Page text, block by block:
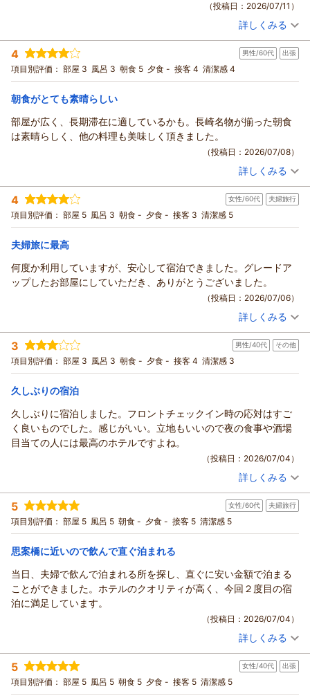
駐車場や立地がお役に立てたこと、またスタッフのご案内がお
客様のご旅行のお手伝いとなり、「楽しい旅行となりました」
とのお言葉を頂戴できましたことを、スタッフ一同大変嬉しく
拝見いたしました。
長崎には季節ごとに異なる魅力見どころ、美味しいお食事も数
れば幸いでございます。
これからも、お客様に安心して快適にお過ごしいただけるホテ
ルを目指し、サービスの向上に努めてまいります。
最後になりましたが、お忙しい中ご投稿いただき、誠にありが
また長崎へお越しの際は、ぜひリッチモンドホテル長崎思案橋
をご利用くださいませ。
スタッフ一同、心よりお待ちしております。
フロント大原
支配人
（投稿日：2026/07/11）
投稿者： ゆうきさん(男性/40代)
宿泊プラン： 【シンプルステイ】朝食付
宿泊価格帯： 10,001～11,000円(大人一人あたり/税込)
リッチモンドホテル長崎思案橋からの返信
この度はリッチモンドホテル長崎思案橋をご利用いただきまし
て誠にありがとうございます。
ご滞在中は快適にお過ごしいただけたようで安心いたしまし
スタッフの対応にまで暖かい評価を頂き、スタッフ一同嬉しく
思っております。
ご朝食に関しましてもお褒めの言葉を頂戴し大変嬉しく存じま
す。
にも和洋に富んだ温冷惣菜を数多く取り揃えております。
お客様にもご満足いただけたようで何よりでございます。
次回も長崎へお越しの際は私どもホテルをお選びいただけます
ように日々精進してまいります。
最後になりましたが、お忙しい中ご投稿いただきありがとうご
またのお越しをスタッフ一同心よりお待ちしております。
フロント 大原
支配人
詳しくみる
4 男性/60代 出張
項目別評価： 部屋 3 風呂 3 朝食 5 夕食 - 接客 4 清潔感 4
朝食がとても素晴らしい
部屋が広く、長期滞在に適しているかも。長崎名物が揃った朝食
は素晴らしく、他の料理も美味しく頂きました。
（投稿日：2026/07/08）
投稿者： マル1号さん(男性/60代)
宿泊プラン： 【じゃらんのお得な10日間】【シンプルステイ】朝食付(5月)
シングル 朝のみ
宿泊価格帯： 10,001～11,000円(大人一人あたり/税込)
この度は数あるホテルの中からリッチモンドホテル長崎思案橋
をお選びいただき誠にありがとうございます。
今回、私どものお部屋割りの都合ではございますが、ツインル
ームへご案内させていただきました。ご滞在中は快適にお過ご
しいただけたようで、スタッフ一同大変嬉しく思います。
また、ご朝食につきましても、長崎ならではのご当地メニュー
をお楽しみいただけたようで何よりでございます。私どもの朝
食は長崎名物の皿うどんやハトシ、角煮まんはもちろん、和洋
折衷の温冷惣菜を数多く取り揃えております。
同サービス向上に努めて参ります。
最後になりますが、お忙しい中ご投稿いただき誠にありがとう
ございました。
お客様にまたお目にかかれます日を心よりお待ち申し上げてお
フロント 寺田
支配人
（返信日：2026/07/09）
詳しくみる
4 女性/60代 夫婦旅行
項目別評価： 部屋 5 風呂 3 朝食 - 夕食 - 接客 3 清潔感 5
夫婦旅に最高
何度か利用していますが、安心して宿泊できました。グレードア
ップしたお部屋にしていただき、ありがとうございました。
（投稿日：2026/07/06）
投稿者： まるくさん(女性/60代)
宿泊プラン： 【じゃらんスペシャルウィーク】【シンプルステイ】素泊まり
(7月)
ツイン 食事なし
宿泊価格帯： 4,001～5,000円(大人一人あたり/税込)
いつもリッチモンドホテル長崎思案橋をご利用いただき誠にあ
りがとうございます。
ご滞在中は快適にお過ごしいただけたようで、ご満足いただき
これからもお客様に快適な時間をお過ごしいただけるようスタ
ッフ一同精進して参ります。
最後になりますが、お忙しい中ご投稿いただき誠にありがとう
ございました。
またのお越しをスタッフ一同心よりお待ち申し上げておりま
す。
支配人
（返信日：2026/07/07）
詳しくみる
3 男性/40代 その他
項目別評価： 部屋 3 風呂 3 朝食 - 夕食 - 接客 4 清潔感 3
久しぶりの宿泊
久しぶりに宿泊しました。フロントチェックイン時の応対はすご
く良いものでした。感じがいい。立地もいいので夜の食事や酒場
目当ての人には最高のホテルですよね。
（投稿日：2026/07/04）
投稿者： まんまるさん(男性/40代)
宿泊プラン： 【じゃらんスペシャルウィーク】【シンプルステイ】素泊まり
(6月)
ツイン 食事なし
宿泊価格帯： 4,001～5,000円(大人一人あたり/税込)
この度はリッチモンドホテル長崎思案橋をご利用いただきまし
て誠にありがとうございます。
長崎には数多くホテルがある中で、再度私どものホテルにお越
さらにチェックイン時のスタッフ対応につきましてお褒めの言
葉を頂戴し、大変光栄に存じます。
お客様の仰る通り、私どものホテルは繁華街の中にあるため飲
食店も数多くございます。
詳しくみる
5 女性/60代 夫婦旅行
項目別評価： 部屋 5 風呂 5 朝食 - 夕食 - 接客 5 清潔感 5
思案橋に近いので飲んで直ぐ泊まれる
当日、夫婦で飲んで泊まれる所を探し、直ぐに安い金額で泊まる
ことができました。ホテルのクオリティが高く、今回２度目の宿
泊に満足しています。
（投稿日：2026/07/04）
投稿者： まちゃこさん(女性/60代)
宿泊プラン： 【カップル】ドキドキ？ミステリールーム その他 食事なし
宿泊価格帯： 4,001～5,000円(大人一人あたり/税込)
詳しくみる
5 女性/40代 出張
項目別評価： 部屋 5 風呂 5 朝食 5 夕食 - 接客 5 清潔感 5